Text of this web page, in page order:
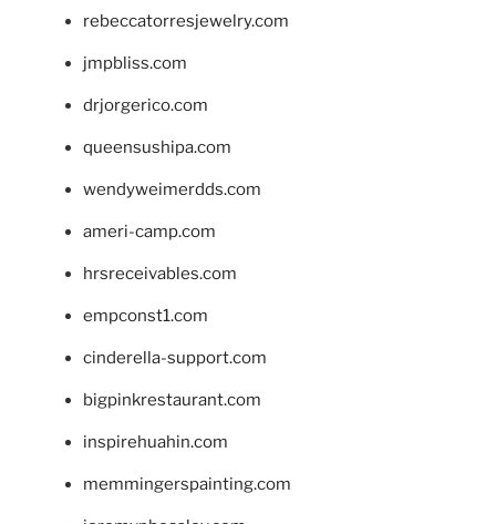
rebeccatorresjewelry.com
jmpbliss.com
drjorgerico.com
queensushipa.com
wendyweimerdds.com
ameri-camp.com
hrsreceivables.com
empconst1.com
cinderella-support.com
bigpinkrestaurant.com
inspirehuahin.com
memmingerspainting.com